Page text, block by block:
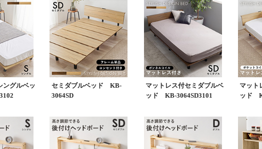
ングルベッ
セミダブルベッド KB-
3064SD
マットレス付セミダブルベ
ッド KB-3064SD3101
マット
ッド